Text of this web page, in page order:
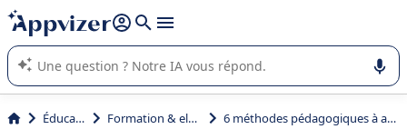
répondre (plusieurs lignes avec
L'IA de Appvizer vous guide dans l'utilisation ou la sélection de
logiciel SaaS en entreprise.
Éducation Formation & elearning 6 méthodes pédagogiques à apprendre par cœur pour obtenir votre diplôme de formateur